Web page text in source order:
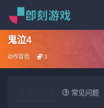
鬼泣4
动作冒险 3
常见问题